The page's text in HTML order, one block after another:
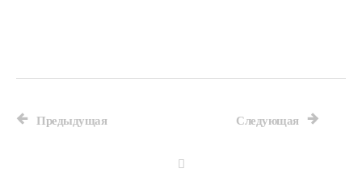
Предыдущая Следующая